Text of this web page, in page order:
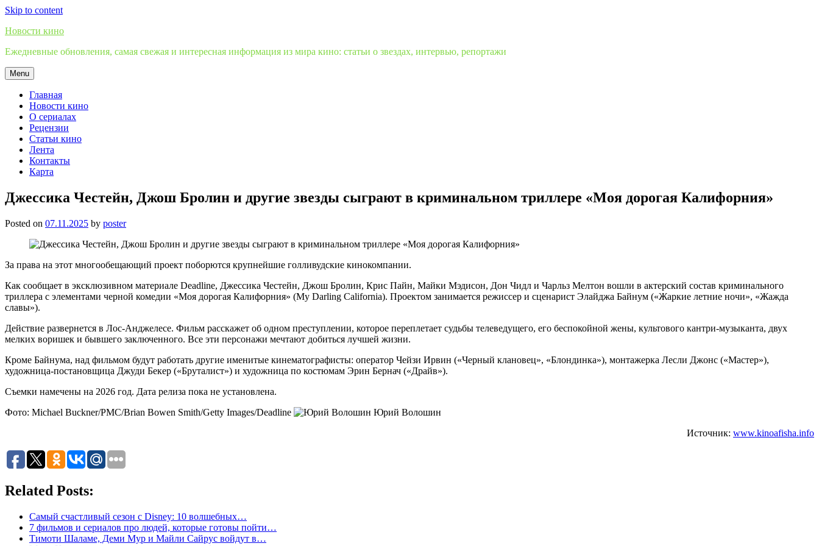
Skip to content
Новости кино
Ежедневные обновления, самая свежая и интересная информация из мира кино: статьи о звездах, интервью, репортажи
Menu
Главная
Новости кино
О сериалах
Рецензии
Статьи кино
Лента
Контакты
Карта
Джессика Честейн, Джош Бролин и другие звезды сыграют в криминальном триллере «Моя дорогая Калифорния»
Posted on 07.11.2025 by poster
За права на этот многообещающий проект поборются крупнейшие голливудские кинокомпании.
Как сообщает в эксклюзивном материале Deadline, Джессика Честейн, Джош Бролин, Крис Пайн, Майки Мэдисон, Дон Чидл и Чарльз Мелтон вошли в актерский состав криминального
триллера с элементами черной комедии «Моя дорогая Калифорния» (My Darling California). Проектом занимается режиссер и сценарист Элайджа Байнум («Жаркие летние ночи», «Жажда
славы»).
Действие развернется в Лос-Анджелесе. Фильм расскажет об одном преступлении, которое переплетает судьбы телеведущего, его беспокойной жены, культового кантри-музыканта, двух
мелких воришек и бывшего заключенного. Все эти персонажи мечтают добиться лучшей жизни.
Кроме Байнума, над фильмом будут работать другие именитые кинематографисты: оператор Чейзи Ирвин («Черный клановец», «Блондинка»), монтажерка Лесли Джонс («Мастер»),
художница-постановщица Джуди Бекер («Бруталист») и художница по костюмам Эрин Бернач («Драйв»).
Съемки намечены на 2026 год. Дата релиза пока не установлена.
Фото: Michael Buckner/PMC/Brian Bowen Smith/Getty Images/Deadline
Юрий Волошин
Источник: www.kinoafisha.info
Related Posts:
Самый счастливый сезон с Disney: 10 волшебных…
7 фильмов и сериалов про людей, которые готовы пойти…
Тимоти Шаламе, Деми Мур и Майли Сайрус войдут в…